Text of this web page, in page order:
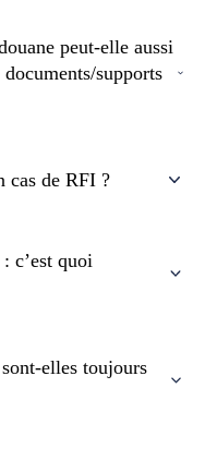
peut-elle aussi
supports
cas de RFI ?
c’est quoi
elles toujours